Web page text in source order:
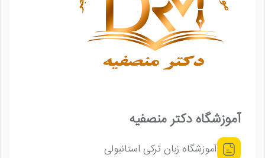
آموزشگاه دکتر منصفیه
آموزشگاه زبان ترکی استانبولی